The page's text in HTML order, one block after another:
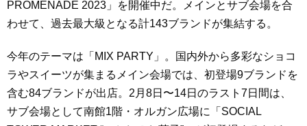
PROMENADE 2023」を開催中だ。メインとサブ会場を合
わせて、過去最大級となる計143ブランドが集結する。
今年のテーマは「MIX PARTY」。国内外から多彩なショコ
ラやスイーツが集まるメイン会場では、初登場9ブランドを
含む84ブランドが出店。2月8日〜14日のラスト7日間は、
サブ会場として南館1階・オルガン広場に「SOCIAL